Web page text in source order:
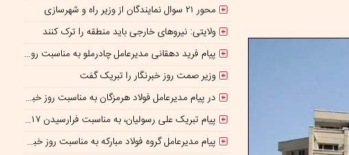
محور ۲۱ سوال نمایندگان از وزیر راه و شهرسازی
ولایتی: نیروهای خارجی باید منطقه را ترک کنند
پیام فرید دهقانی مدیرعامل چادرملو به مناسبت روز خبرنگار:
وزیر صمت روز خبرنگار را تبریک گفت
در پیام مدیرعامل فولاد هرمزگان به مناسبت روز خبرنگار مطرح شد؛ همراهی رسانه با جهاد تولید، سرمایه‌ای برای پیشرفت کشور است
پیام تبریک علی رسولیان، به مناسبت فرارسیدن ۱۷ مرداد روز خبرنگار
پیام مدیرعامل گروه فولاد مبارکه به مناسبت روز خبرنگار: